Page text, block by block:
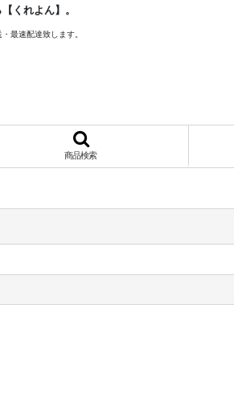
くれよん】。
最速配達致します。
商品検索